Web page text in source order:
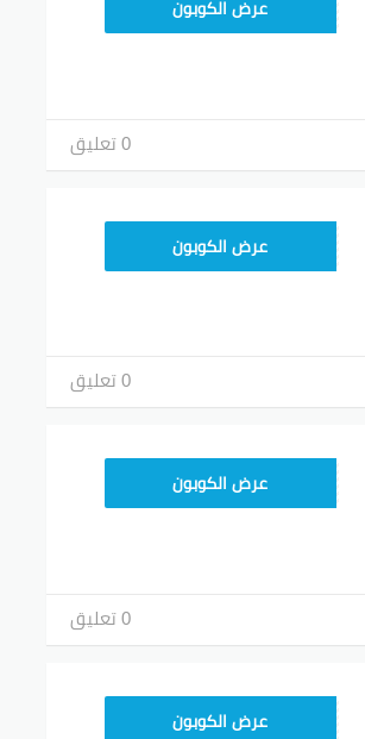
عرض الكوبون
0 تعليق
عرض الكوبون
0 تعليق
عرض الكوبون
0 تعليق
عرض الكوبون